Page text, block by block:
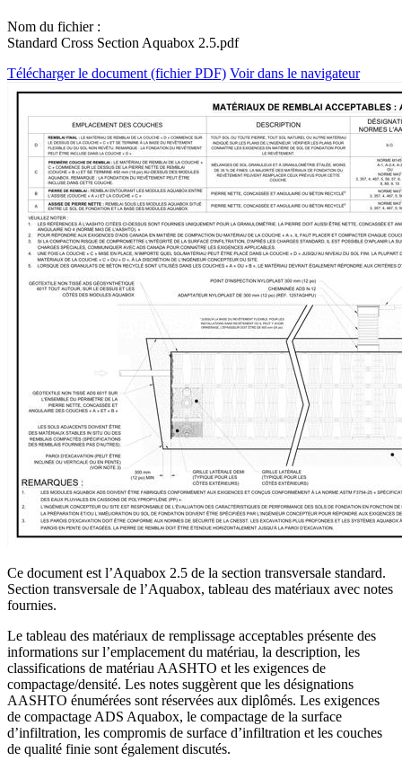
Nom du fichier :
Standard Cross Section Aquabox 2.5.pdf
Télécharger le document (fichier PDF) Voir dans le navigateur
Ce document est l’Aquabox 2.5 de la section transversale standard.
Section transversale de l’Aquabox, tableau des matériaux avec notes
fournies.
Le tableau des matériaux de remplissage acceptables présente des
informations sur l’emplacement du matériau, la description, les
classifications de matériau AASHTO et les exigences de
compactage/densité. Les notes suggèrent que les désignations
AASHTO énumérées sont réservées aux diplômés. Les exigences
de compactage ADS Aquabox, le compactage de la surface
d’infiltration, les compromis de surface d’infiltration et les couches
de qualité finie sont également discutés.